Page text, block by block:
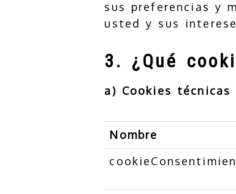
sus preferencias y
usted y sus
3. ¿Qué
a) Cookies
Nombre